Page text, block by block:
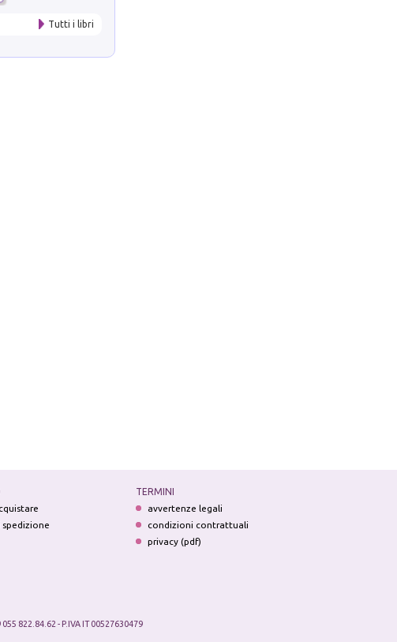
Tutti i libri
spedizione
TERMINI
avvertenze legali
condizioni contrattuali
privacy (pdf)
822.84.62 - P.IVA IT 00527630479